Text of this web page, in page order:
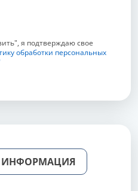
я подтверждаю свое
обработки персональных
ИНФОРМАЦИЯ